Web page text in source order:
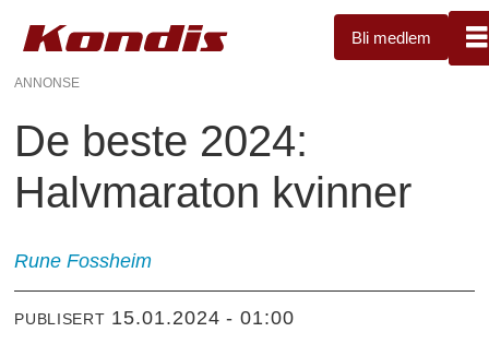
Bli medlem
ANNONSE
De beste 2024:
Halvmaraton kvinner
Rune Fossheim
PUBLISERT 15.01.2024 - 01:00